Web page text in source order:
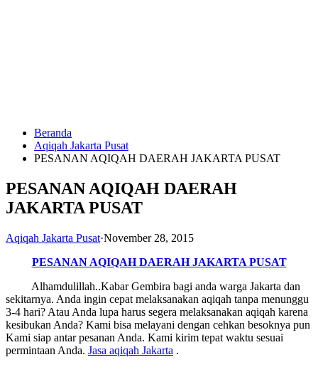
HUBUNGI
KAMI
6713
Beranda
Aqiqah Jakarta Pusat
PESANAN AQIQAH DAERAH JAKARTA PUSAT
PESANAN AQIQAH DAERAH
JAKARTA PUSAT
Aqiqah Jakarta Pusat·November 28, 2015
PESANAN AQIQAH DAERAH JAKARTA PUSAT
Alhamdulillah..Kabar Gembira bagi anda warga Jakarta dan
sekitarnya. Anda ingin cepat melaksanakan aqiqah tanpa menunggu
3-4 hari? Atau Anda lupa harus segera melaksanakan aqiqah karena
kesibukan Anda? Kami bisa melayani dengan cehkan besoknya pun
Kami siap antar pesanan Anda. Kami kirim tepat waktu sesuai
permintaan Anda. Jasa aqiqah Jakarta .